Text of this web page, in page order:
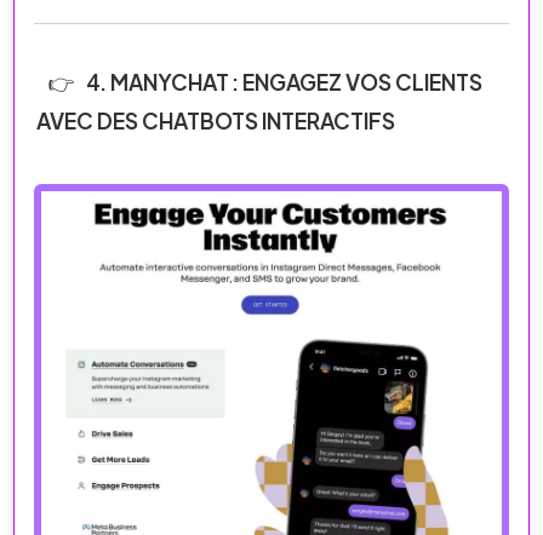
4. MANYCHAT : ENGAGEZ VOS CLIENTS
AVEC DES CHATBOTS INTERACTIFS